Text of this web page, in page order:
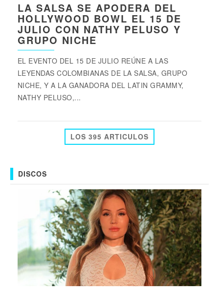
LA SALSA SE APODERA DEL
HOLLYWOOD BOWL EL 15 DE
JULIO CON NATHY PELUSO Y
GRUPO NICHE
EL EVENTO DEL 15 DE JULIO REÚNE A LAS
LEYENDAS COLOMBIANAS DE LA SALSA, GRUPO
NICHE, Y A LA GANADORA DEL LATIN GRAMMY,
NATHY PELUSO,...
LOS 395 ARTICULOS
DISCOS